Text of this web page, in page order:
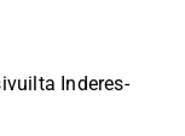
Inderes-